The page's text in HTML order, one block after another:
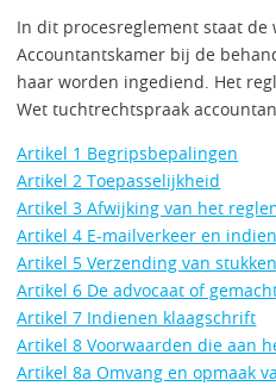
PERS
PUBLICATIES
UITSPRAKEN
ZITTINGSAGENDA
CONTACT
In dit procesreglement staat de
Accountantskamer bij de
haar worden ingediend. Het
Wet tuchtrechtspraak
Artikel 1 Begripsbepalingen
Artikel 2 Toepasselijkheid
Artikel 3 Afwijking van het
Artikel 4 E-mailverkeer en
Artikel 5 Verzending van
Artikel 6 De advocaat of
Artikel 7 Indienen klaagschrift
Artikel 8 Voorwaarden die aan
Artikel 8a Omvang en opmaak